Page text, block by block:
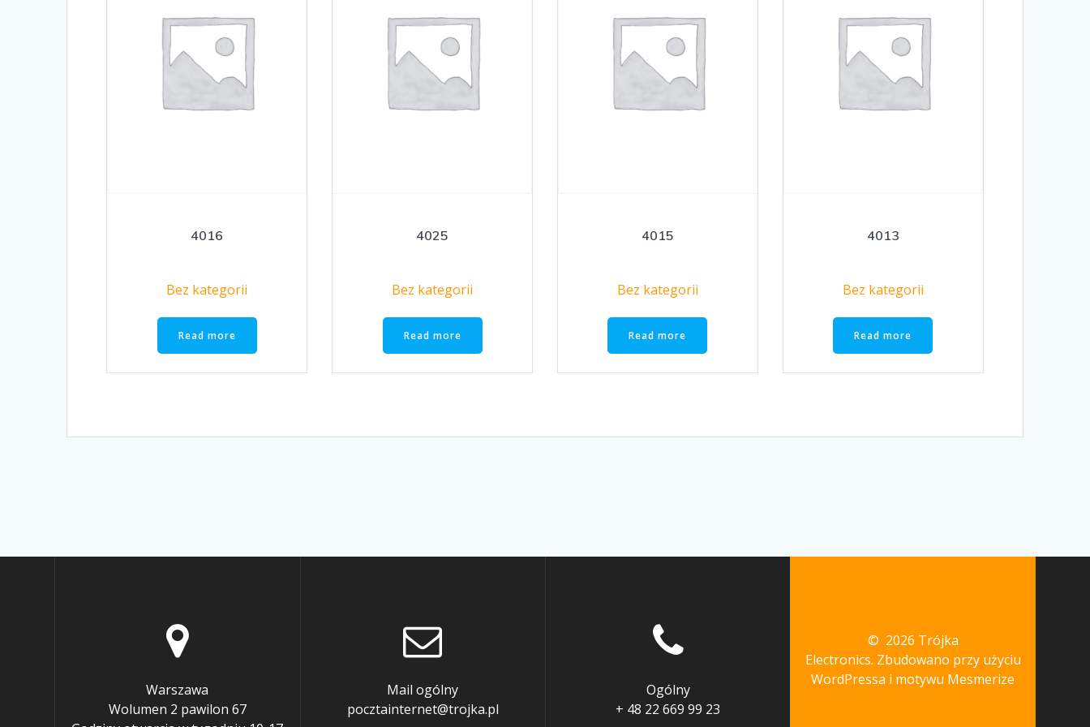
4016
Bez kategorii
Read more
4025
Bez kategorii
Read more
4015
Bez kategorii
Read more
4013
Bez kategorii
Read more
Warszawa
Wolumen 2 pawilon 67
Mail ogólny
pocztainternet@trojka.pl
Ogólny
+ 48 22 669 99 23
© 2026 Trójka
Electronics. Zbudowano przy użyciu
WordPressa i motywu Mesmerize